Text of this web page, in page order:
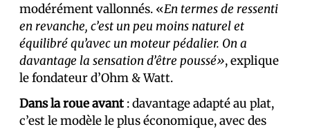
modérément vallonnés. «En termes de ressenti
en revanche, c’est un peu moins naturel et
équilibré qu’avec un moteur pédalier. On a
davantage la sensation d’être poussé», explique
le fondateur d’Ohm & Watt.
Dans la roue avant : davantage adapté au plat,
c’est le modèle le plus économique, avec des